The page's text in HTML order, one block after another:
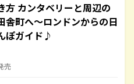
方 カンタベリーと周辺の
舎町へ～ロンドンからの日
ぽガイド♪
売